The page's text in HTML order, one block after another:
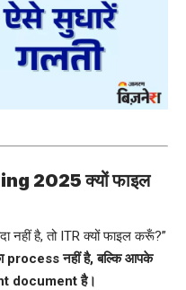
2025 क्यों फाइल
नहीं है, तो ITR क्यों फाइल करूँ?”
process नहीं है, बल्कि आपके
document है।